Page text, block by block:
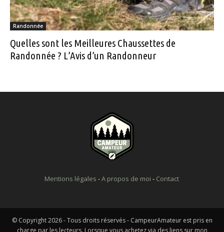
Randonnée
Quelles sont les Meilleures Chaussettes de
Randonnée ? L’Avis d’un Randonneur
Mentions légales -A propos de moi - Contact
© Copyright 2026 - Tous droits réservés - CampeurAmateur est pris en
charge par les lecteurs. Lorsque vous achetez via des liens sur mon